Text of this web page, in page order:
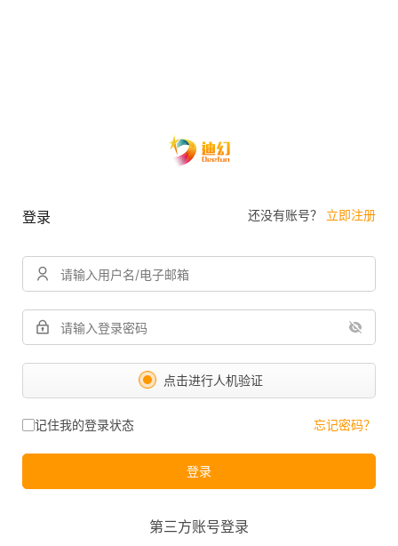
登录 还没有账号？ 立即注册
点击进行人机验证
记住我的登录状态 忘记密码？
登录
第三方账号登录